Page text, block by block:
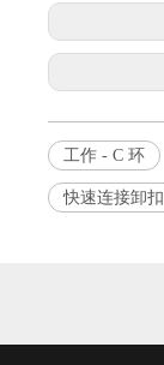
工作 - C 环
快速连接卸扣